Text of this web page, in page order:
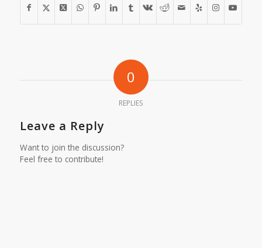
0
REPLIES
Leave a Reply
Want to join the discussion?
Feel free to contribute!